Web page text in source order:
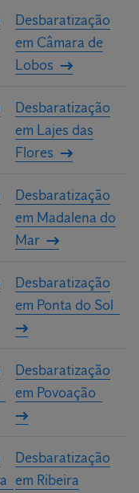
Desbaratização
em Câmara de
Lobos
Desbaratização
em Lajes das
Flores
Desbaratização
em Madalena do
Mar
Desbaratização
em Ponta do Sol
Desbaratização
em Povoação
Desbaratização
em Ribeira